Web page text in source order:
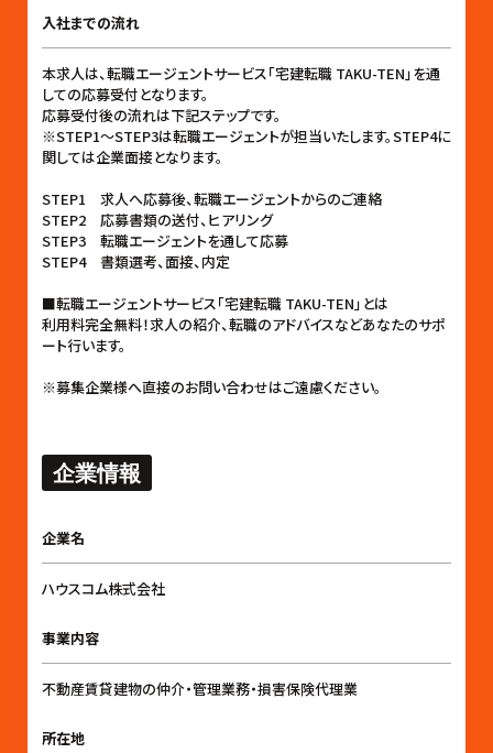
入社までの流れ
本求人は、転職エージェントサービス「宅建転職 TAKU-TEN」を通
しての応募受付となります。
応募受付後の流れは下記ステップです。
※STEP1〜STEP3は転職エージェントが担当いたします。STEP4に
関しては企業面接となります。
STEP1 求人へ応募後、転職エージェントからのご連絡
STEP2 応募書類の送付、ヒアリング
STEP3 転職エージェントを通して応募
STEP4 書類選考、面接、内定
■転職エージェントサービス「宅建転職 TAKU-TEN」とは
利用料完全無料！求人の紹介、転職のアドバイスなどあなたのサポ
ート行います。
※募集企業様へ直接のお問い合わせはご遠慮ください。
企業情報
企業名
ハウスコム株式会社
事業内容
不動産賃貸建物の仲介・管理業務・損害保険代理業
所在地